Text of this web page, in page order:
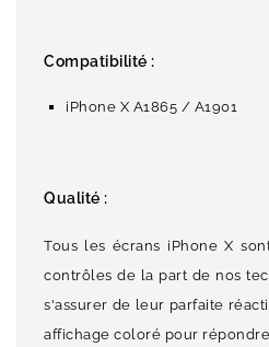
Compatibilité :
iPhone X A1865 / A1901
Qualité :
Tous les écrans iPhone X
contrôles de la part de nos
s'assurer de leur parfaite
affichage coloré pour